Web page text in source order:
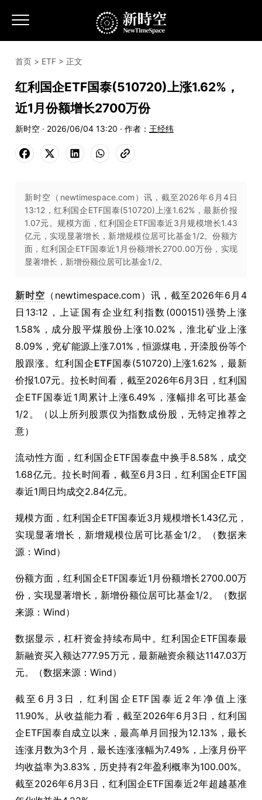
首页 > ETF > 正文
红利国企ETF国泰(510720)上涨1.62%，
近1月份额增长2700万份
新时空 · 2026/06/04 13:20 · 作者： 王经纬
新时空（newtimespace.com）讯，截至2026年6月4日
13:12，红利国企ETF国泰(510720)上涨1.62%，最新价报
1.07元。规模方面，红利国企ETF国泰近3月规模增长1.43
亿元，实现显著增长，新增规模位居可比基金1/2。份额方
面，红利国企ETF国泰近1月份额增长2700.00万份，实现
显著增长，新增份额位居可比基金1/2。
新时空 （newtimespace.com）讯，截至2026年6月4
日13:12，上证国有企业红利指数(000151)强势上涨
1.58%，成分股平煤股份上涨10.02%，淮北矿业上涨
8.09%，兖矿能源上涨7.01%，恒源煤电，开滦股份等个
股跟涨。红利国企ETF国泰(510720)上涨1.62%，最新
价报1.07元。拉长时间看，截至2026年6月3日，红利国
企ETF国泰近1周累计上涨6.49%，涨幅排名可比基金
1/2。（以上所列股票仅为指数成份股，无特定推荐之
意）
流动性方面，红利国企ETF国泰盘中换手8.58%，成交
1.68亿元。拉长时间看，截至6月3日，红利国企ETF国
泰近1周日均成交2.84亿元。
规模方面，红利国企ETF国泰近3月规模增长1.43亿元，
实现显著增长，新增规模位居可比基金1/2。（数据来
源：Wind）
份额方面，红利国企ETF国泰近1月份额增长2700.00万
份，实现显著增长，新增份额位居可比基金1/2。（数据
来源：Wind）
数据显示，杠杆资金持续布局中。红利国企ETF国泰最
新融资买入额达777.95万元，最新融资余额达1147.03万
元。（数据来源：Wind）
截至6月3日，红利国企ETF国泰近2年净值上涨
11.90%。从收益能力看，截至2026年6月3日，红利国
企ETF国泰自成立以来，最高单月回报为12.13%，最长
连涨月数为3个月，最长连涨涨幅为7.49%，上涨月份平
均收益率为3.83%，历史持有2年盈利概率为100.00%。
截至2026年6月3日，红利国企ETF国泰近2年超越基准